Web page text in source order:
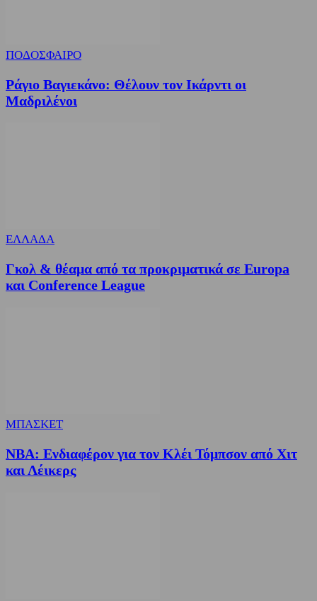
ΠΟΔΟΣΦΑΙΡΟ
Ράγιο Βαγιεκάνο: Θέλουν τον Ικάρντι οι
Μαδριλένοι
ΕΛΛΑΔΑ
Γκολ & θέαμα από τα προκριματικά σε Europa
και Conference League
ΜΠΑΣΚΕΤ
NBA: Ενδιαφέρον για τον Κλέι Τόμπσον από Χιτ
και Λέικερς